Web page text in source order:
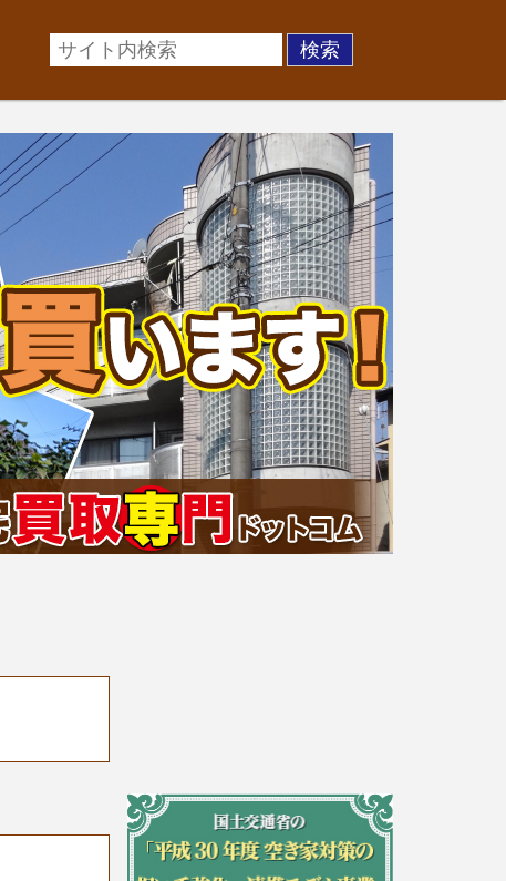
に準じた売却金額、「買取」は短期ではあるが相場より
悩みを全国の専門家が解決致します！